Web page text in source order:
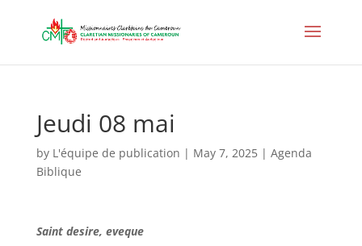
Jeudi 08 mai
by L'équipe de publication | May 7, 2025| Agenda
Biblique
Saint desire, eveque